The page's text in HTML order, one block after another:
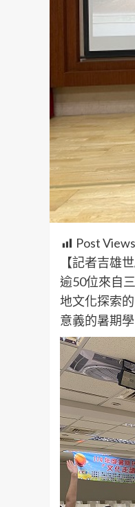
Post
【記者吉雄
逾50位來自
地文化探索
意義的暑期